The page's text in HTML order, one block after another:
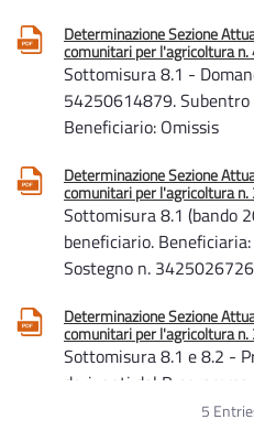
Determinazione Sezione
comunitari per l'agricoltura
Sottomisura 8.1 -
54250614879.
Beneficiario: Omissis
Determinazione Sezione
comunitari per l'agricoltura
Sottomisura 8.1 (bando
beneficiario.
Sostegno n.
Determinazione Sezione
comunitari per l'agricoltura
Sottomisura 8.1 e 8.2 -
derivanti dal Programma
2014-2022. Proroga dei
5